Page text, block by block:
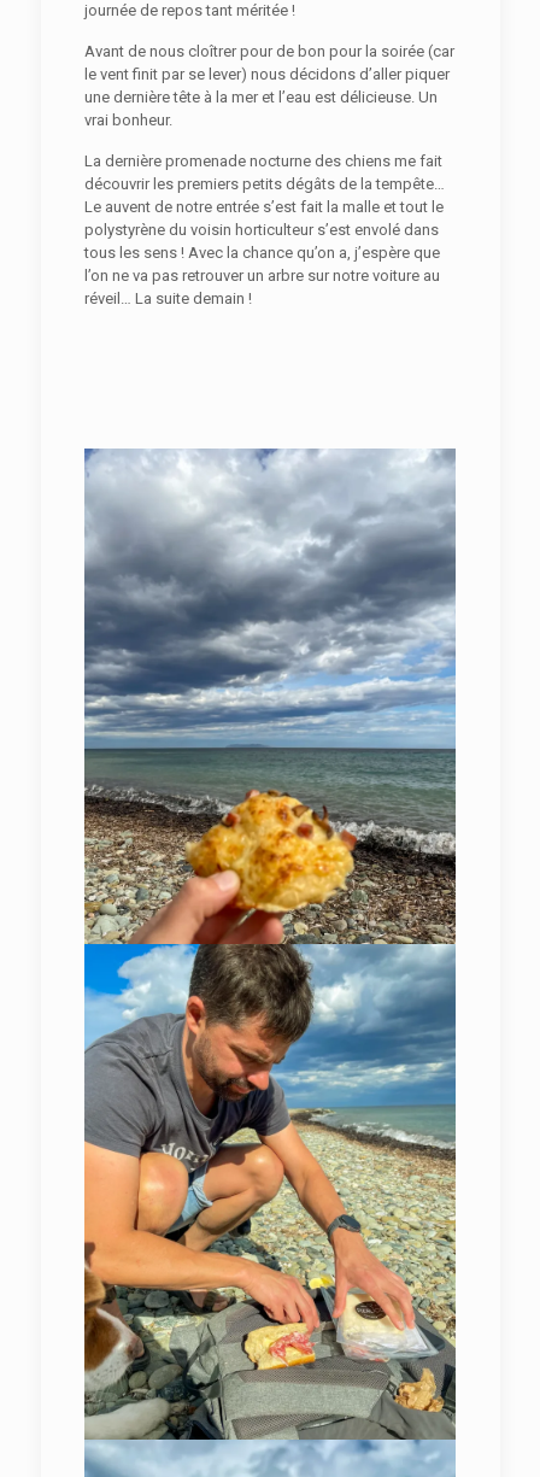
journée de repos tant méritée !
Avant de nous cloîtrer pour de bon pour la soirée (car
le vent finit par se lever) nous décidons d’aller piquer
une dernière tête à la mer et l’eau est délicieuse. Un
vrai bonheur.
La dernière promenade nocturne des chiens me fait
découvrir les premiers petits dégâts de la tempête…
Le auvent de notre entrée s’est fait la malle et tout le
polystyrène du voisin horticulteur s’est envolé dans
tous les sens ! Avec la chance qu’on a, j’espère que
l’on ne va pas retrouver un arbre sur notre voiture au
réveil… La suite demain !